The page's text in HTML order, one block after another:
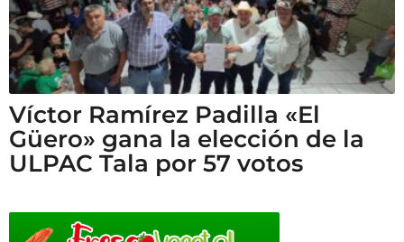
Víctor Ramírez Padilla «El
Güero» gana la elección de la
ULPAC Tala por 57 votos